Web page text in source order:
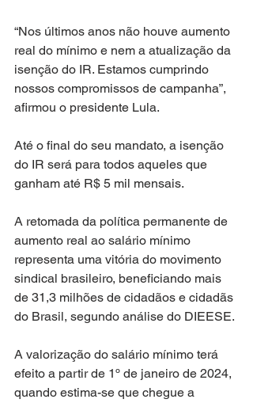
“Nos últimos anos não houve aumento
real do mínimo e nem a atualização da
isenção do IR. Estamos cumprindo
nossos compromissos de campanha”,
afirmou o presidente Lula.
Até o final do seu mandato, a isenção
do IR será para todos aqueles que
ganham até R$ 5 mil mensais.
A retomada da política permanente de
aumento real ao salário mínimo
representa uma vitória do movimento
sindical brasileiro, beneficiando mais
de 31,3 milhões de cidadãos e cidadãs
do Brasil, segundo análise do DIEESE.
A valorização do salário mínimo terá
efeito a partir de 1º de janeiro de 2024,
quando estima-se que chegue a